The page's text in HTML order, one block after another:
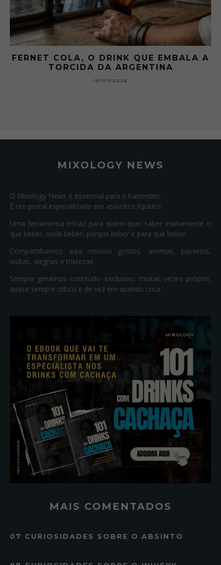
FERNET COLA, O DRINK QUE EMBALA A
TORCIDA DA ARGENTINA
19/07/2026
MIXOLOGY NEWS
O Mixology News é essencial para o bartender.
É um portal especializado em assuntos líquidos.
Uma ferramenta eficaz para quem quer saber exatamente o
que beber, onde beber, porque beber e para que beber.
Compartilhamos aqui nossos gostos, aromas, passeios,
visitas, alegrias e tristezas.
Sempre geramos conteúdo exclusivo, muitas vezes próprio,
quase sempre crítico e de vez em quando crica.
MAIS COMENTADOS
07 CURIOSIDADES SOBRE O ABSINTO